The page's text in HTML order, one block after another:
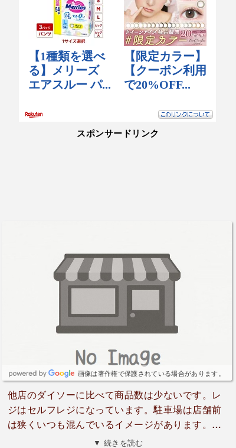
スポンサードリンク
画像は著作権で保護されている場合があります。
他店のダイソーに比べて商品数は少ないです。レ
ジはセルフレジになっています。駐車場は店舗前
は狭くいつも混んでいるイメージがあります。店
舗横の駐車場がやや広いです。ダイソー横にはア
▼ 続きを読む